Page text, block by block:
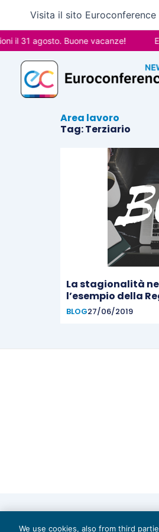
contenuto
Visita il sito
il 31 agosto. Buone vacanze!
Area lavoro
Tag: Terziario
La stagionalità
l’esempio della
BLOG27/06/2019
We use cookies, also from third